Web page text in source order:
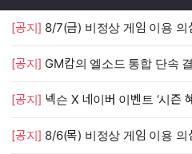
[공지]
[공지] GM캅의 엘소드 통합 단속
[공지] 넥슨 X 네이버 이벤트 ‘시즌
[공지]